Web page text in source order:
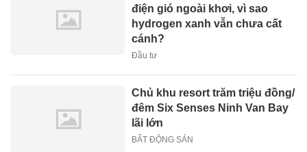
điện gió ngoài khơi, vì sao
hydrogen xanh vẫn chưa cất
cánh?
Đầu tư
Chủ khu resort trăm triệu đồng/
đêm Six Senses Ninh Van Bay
lãi lớn
BẤT ĐỘNG SẢN